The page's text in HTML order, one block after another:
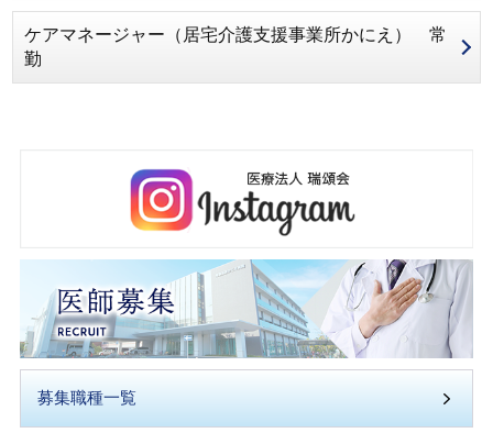
ケアマネージャー（居宅介護支援事業所かにえ） 常
勤
募集職種一覧